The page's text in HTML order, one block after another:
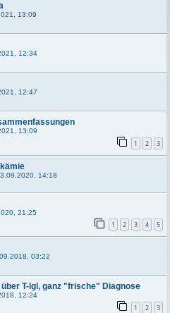
13:09
12:34
12:47
13:09
1 2 3
14:18
21:25
1 2 3 4 5
03:22
T-lgl, ganz "frische" Diagnose
12:24
1 2 3